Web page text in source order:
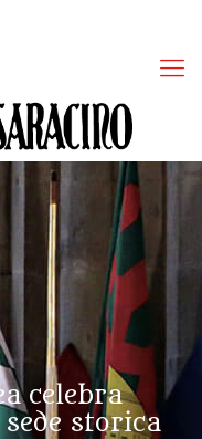
celebra
storica